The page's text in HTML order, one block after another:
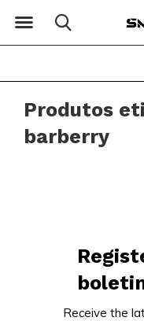
Produtos
barberry
Receive the